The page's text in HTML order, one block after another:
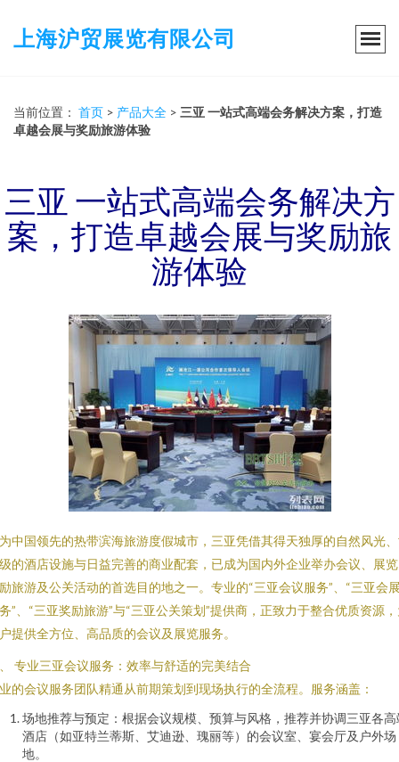
上海沪贸展览有限公司
当前位置： 首页 > 产品大全 > 三亚 一站式高端会务解决方案，打造
卓越会展与奖励旅游体验
三亚 一站式高端会务解决方
案，打造卓越会展与奖励旅
游体验
中国领先的热带滨海旅游度假城市，三亚凭借其得天独厚的自然风光
的酒店设施与日益完善的商业配套，已成为国内外企业举办会议、展
旅游及公关活动的首选目的地之一。专业的“三亚会议服务”、“三亚会
”、“三亚奖励旅游”与“三亚公关策划”提供商，正致力于整合优质资源
提供全方位、高品质的会议及展览服务。
专业三亚会议服务：效率与舒适的完美结合
的会议服务团队精通从前期策划到现场执行的全流程。服务涵盖：
场地推荐与预定：根据会议规模、预算与风格，推荐并协调三亚各高
酒店（如亚特兰蒂斯、艾迪逊、瑰丽等）的会议室、宴会厅及户外场
地。